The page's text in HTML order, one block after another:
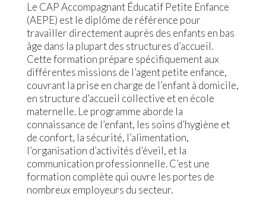
Le CAP Accompagnant Éducatif Petite Enfance
(AEPE) est le diplôme de référence pour
travailler directement auprès des enfants en bas
âge dans la plupart des structures d’accueil.
Cette formation prépare spécifiquement aux
différentes missions de l’agent petite enfance,
couvrant la prise en charge de l’enfant à domicile,
en structure d’accueil collective et en école
maternelle. Le programme aborde la
connaissance de l’enfant, les soins d’hygiène et
de confort, la sécurité, l’alimentation,
l’organisation d’activités d’éveil, et la
communication professionnelle. C’est une
formation complète qui ouvre les portes de
nombreux employeurs du secteur.